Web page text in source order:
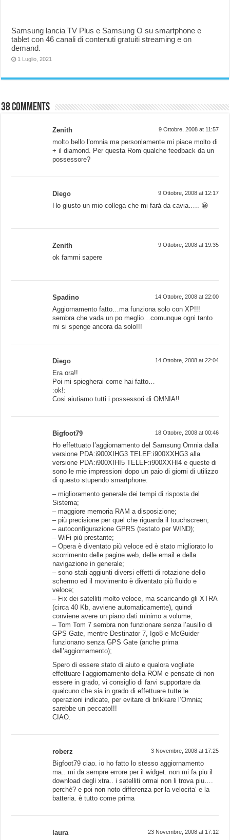
Samsung lancia TV Plus e Samsung O su smartphone e
tablet con 46 canali di contenuti gratuiti streaming e on
demand.
1 Luglio, 2021
38 comments
Zenith 9 Ottobre, 2008 at 11:57
molto bello l’omnia ma personlamente mi piace molto di
+ il diamond. Per questa Rom qualche feedback da un
possessore?
Diego 9 Ottobre, 2008 at 12:17
Ho giusto un mio collega che mi farà da cavia….. 😀
Zenith 9 Ottobre, 2008 at 19:35
ok fammi sapere
Spadino 14 Ottobre, 2008 at 22:00
Aggiornamento fatto…ma funziona solo con XP!!!
sembra che vada un po meglio…comunque ogni tanto
mi si spenge ancora da solo!!!
Diego 14 Ottobre, 2008 at 22:04
Era ora!!
Poi mi spiegherai come hai fatto…
:ok!:
Cosi aiutiamo tutti i possessori di OMNIA!!
Bigfoot79 18 Ottobre, 2008 at 00:46
Ho effettuato l’aggiornamento del Samsung Omnia dalla
versione PDA:i900XIHG3 TELEF:i900XXHG3 alla
versione PDA:i900XIHI5 TELEF:i900XXHI4 e queste di
sono le mie impressioni dopo un paio di giorni di utilizzo
di questo stupendo smartphone:
– miglioramento generale dei tempi di risposta del
Sistema;
– maggiore memoria RAM a disposizione;
– più precisione per quel che riguarda il touchscreen;
– autoconfigurazione GPRS (testato per WIND);
– WiFi più prestante;
– Opera è diventato più veloce ed è stato migliorato lo
scorrimento delle pagine web, delle email e della
navigazione in generale;
– sono stati aggiunti diversi effetti di rotazione dello
schermo ed il movimento è diventato più fluido e
veloce;
– Fix dei satelliti molto veloce, ma scaricando gli XTRA
(circa 40 Kb, avviene automaticamente), quindi
conviene avere un piano dati minimo a volume;
– Tom Tom 7 sembra non funzionare senza l’ausilio di
GPS Gate, mentre Destinator 7, Igo8 e McGuider
funzionano senza GPS Gate (anche prima
dell’aggiornamento);
Spero di essere stato di aiuto e qualora vogliate
effettuare l’aggiornamento della ROM e pensate di non
essere in grado, vi consiglio di farvi supportare da
qualcuno che sia in grado di effettuare tutte le
operazioni indicate, per evitare di brikkare l’Omnia;
sarebbe un peccato!!!
CIAO.
roberz 3 Novembre, 2008 at 17:25
Bigfoot79 ciao. io ho fatto lo stesso aggiornamento
ma.. mi da sempre errore per il widget. non mi fa piu il
download degli xtra.. i satelliti ormai non li trova piu….
perchè? e poi non noto differenza per la velocita’ e la
batteria. è tutto come prima
laura 23 Novembre, 2008 at 17:12